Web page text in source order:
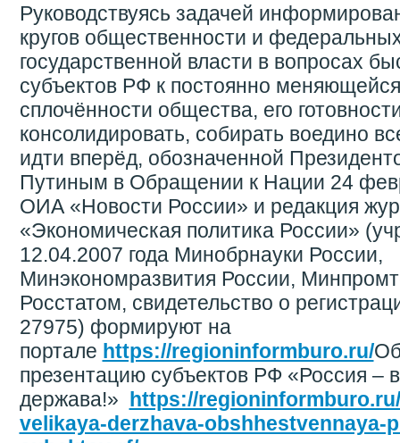
Руководствуясь задачей
кругов общественности и
государственной власти в вопросах
субъектов РФ к постоянно
сплочённости общества, его
консолидировать, собирать воедино
идти вперёд, обозначенной
Путиным в Обращении к Нации 24
ОИА «Новости России» и редакция
«Экономическая политика России»
12.04.2007 года Минобрнауки России,
Минэкономразвития России,
Росстатом, свидетельство о
27975) формируют на
портале https://regioninformburo.ru/
презентацию субъектов РФ «Россия –
держава!» https://
velikaya-derzhava-obshhestvennaya-